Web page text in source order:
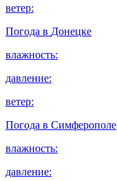
ветер:
Погода в Донецке
влажность:
давление:
ветер:
Погода в Симферополе
влажность:
давление: